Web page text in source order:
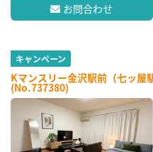
お問合わせ
キャンペーン
Kマンスリー金沢駅前（七ッ屋
(No.737380)